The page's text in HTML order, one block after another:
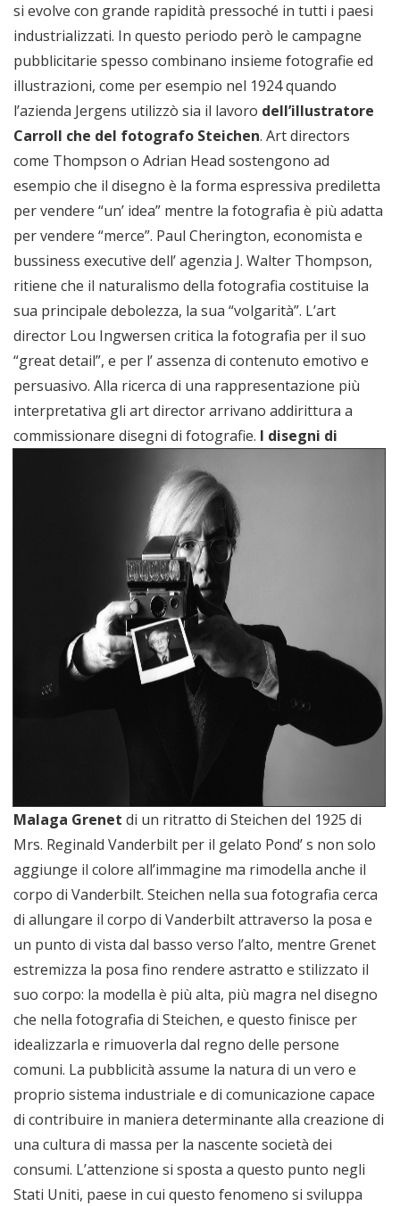
si evolve con grande rapidità pressoché in tutti i paesi
industrializzati. In questo periodo però le campagne
pubblicitarie spesso combinano insieme fotografie ed
illustrazioni, come per esempio nel 1924 quando
l’azienda Jergens utilizzò sia il lavoro dell’illustratore
Carroll che del fotografo Steichen. Art directors
come Thompson o Adrian Head sostengono ad
esempio che il disegno è la forma espressiva prediletta
per vendere “un’ idea” mentre la fotografia è più adatta
per vendere “merce”. Paul Cherington, economista e
bussiness executive dell’ agenzia J. Walter Thompson,
ritiene che il naturalismo della fotografia costituise la
sua principale debolezza, la sua “volgarità”. L’art
director Lou Ingwersen critica la fotografia per il suo
“great detail”, e per l’ assenza di contenuto emotivo e
persuasivo. Alla ricerca di una rappresentazione più
interpretativa gli art director arrivano addirittura a
commissionare disegni di fotografie. I disegni di
Malaga Grenet di un ritratto di Steichen del 1925 di
Mrs. Reginald Vanderbilt per il gelato Pond’ s non solo
aggiunge il colore all’immagine ma rimodella anche il
corpo di Vanderbilt. Steichen nella sua fotografia cerca
di allungare il corpo di Vanderbilt attraverso la posa e
un punto di vista dal basso verso l’alto, mentre Grenet
estremizza la posa fino rendere astratto e stilizzato il
suo corpo: la modella è più alta, più magra nel disegno
che nella fotografia di Steichen, e questo finisce per
idealizzarla e rimuoverla dal regno delle persone
comuni. La pubblicità assume la natura di un vero e
proprio sistema industriale e di comunicazione capace
di contribuire in maniera determinante alla creazione di
una cultura di massa per la nascente società dei
consumi. L’attenzione si sposta a questo punto negli
Stati Uniti, paese in cui questo fenomeno si sviluppa